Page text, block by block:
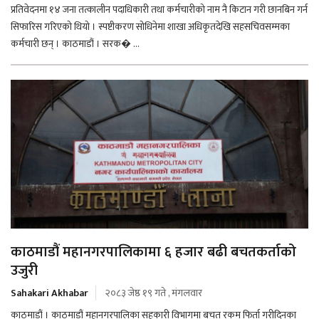
प्रतिवेदनमा १४ जना तत्कालीन पदाधिकारी तथा कर्मचारीको नाम नै किटान गरी छानबिन गर्न
सिफारिस गरिएको थियो । स्पष्टीकरण सोधिनेमा शाखा अधिकृतदेखि सहसचिवसम्मका
कर्मचारी छन् । काठमाडौं । सरक� ...
काठमाडौं महानगरपालिकामा ६ हजार बढी बचतकर्ताको
उजुरी
Sahakari Akhabar
२०८३ जेष्ठ १९ गते , मंगलवार
काठमाडौं । काठमाडौं महानगरपालिका सहकारी विभागमा बचत रकम फिर्ता गरीदिनका